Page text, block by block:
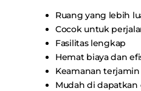
Ruang yang lebih
Cocok untuk
Fasilitas lengkap
Hemat biaya dan
Keamanan terjamin
Mudah di dapatkan